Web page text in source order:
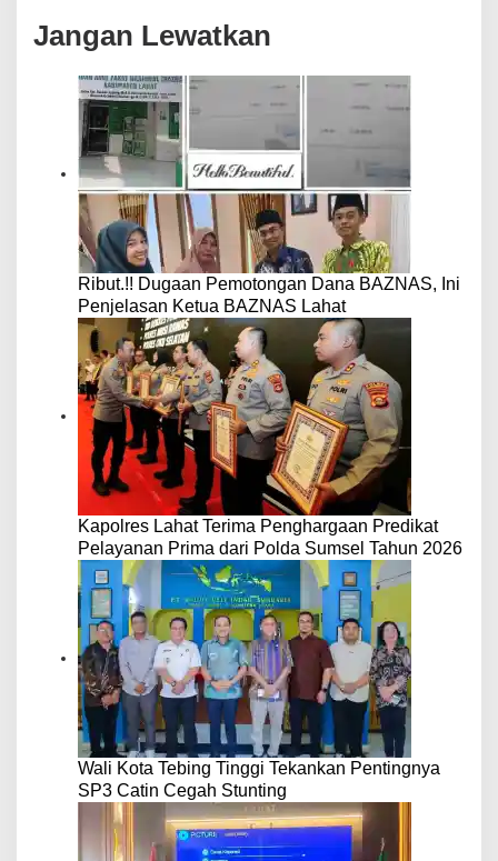
Jangan Lewatkan
Ribut.!! Dugaan Pemotongan Dana BAZNAS, Ini
Penjelasan Ketua BAZNAS Lahat
Kapolres Lahat Terima Penghargaan Predikat
Pelayanan Prima dari Polda Sumsel Tahun 2026
Wali Kota Tebing Tinggi Tekankan Pentingnya
SP3 Catin Cegah Stunting